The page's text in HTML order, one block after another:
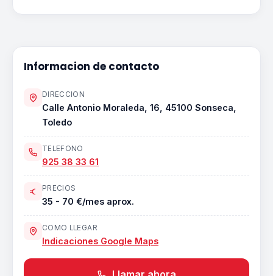
Informacion de contacto
DIRECCION
Calle Antonio Moraleda, 16, 45100 Sonseca,
Toledo
TELEFONO
925 38 33 61
PRECIOS
35 - 70 €/mes aprox.
COMO LLEGAR
Indicaciones Google Maps